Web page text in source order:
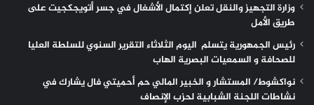
وزارة التجهيز والنقل تعلن إكتمال الأشغال في جسر أتويجكجيت على
طريق الأمل
رئيس الجمهورية يتسلم اليوم الثلاثاء التقرير السنوي للسلطة العليا
للصحافة و السمعيات البصرية الهاب
نواكشوط/ المستشار و الخبير المالي حم أحميتي فال يشارك في
نشاطات اللجنة الشبابية لحزب الإنصاف